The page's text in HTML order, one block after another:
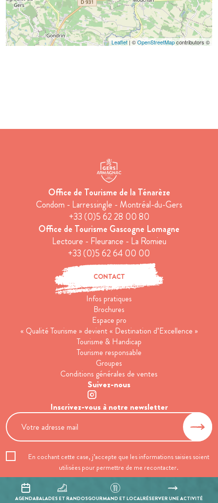
AGENDABALADES ET RANDOSGOURMAND ET LOCALRÉSERVER UNE ACTIVITÉ
Leaflet| ©OpenStreetMapcontributors ©
Office de Tourisme de la Ténarèze
Condom - Larressingle - Montréal-du-Gers
+33 (0)5 62 28 00 80
Office de Tourisme Gascogne Lomagne
Lectoure - Fleurance - La Romieu
+33 (0)5 62 64 00 00
CONTACT
Infos pratiques
Brochures
Espace pro
« Qualité Tourisme » devient « Destination d’Excellence »
Tourisme & Handicap
Tourisme responsable
Groupes
Conditions générales de ventes
Suivez-nous
Inscrivez-vous à notre newsletter
En cochant cette case, j’accepte que les informations saisies soient
utilisées pour permettre de me recontacter.
Mentions légales
Politique de confidentialité